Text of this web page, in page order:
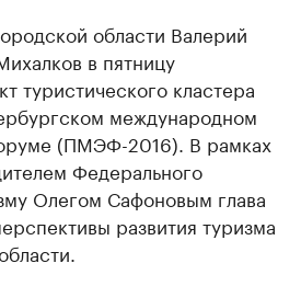
области Валерий
в пятницу
туристического кластера
международном
(ПМЭФ-2016). В рамках
Федерального
Олегом Сафоновым глава
развития туризма